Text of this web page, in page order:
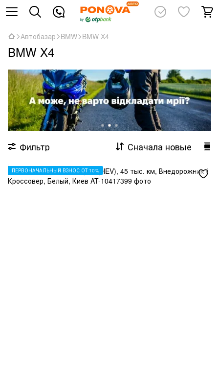
Автобазар BMW BMW X4
BMW X4
Фильтр Сначала новые
ПЕРВОНАЧАЛЬНЫЙ ВЗНОС ОТ 10%